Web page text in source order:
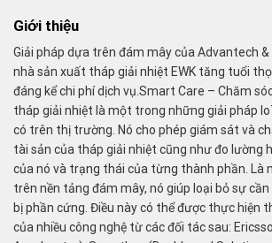
Giới thiệu
Giải pháp dựa trên đám mây của Advantech
nhà sản xuất tháp giải nhiệt EWK tăng tuổi
đáng kể chi phí dịch vụ.Smart Care – Chăm
tháp giải nhiệt là một trong những giải pháp
có trên thị trường. Nó cho phép giám sát và
tài sản của tháp giải nhiệt cũng như đo lường
của nó và trạng thái của từng thành phần. Là
trên nền tảng đám mây, nó giúp loại bỏ sự
bị phần cứng. Điều này có thể được thực hiện
của nhiều công nghệ từ các đối tác sau: